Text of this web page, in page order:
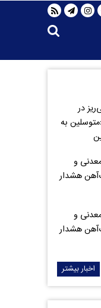
در
به
و
هشدار
و
هشدار
اخبار بیشتر